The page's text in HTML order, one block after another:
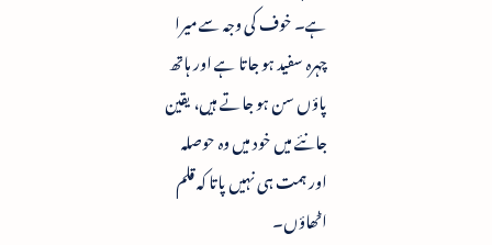
ہے۔ خوف کی وجہ سے میرا
چہرہ سفید ہو جاتا ہے اور ہاتھ
پاؤں سن ہو جاتے ہیں، یقین
جانئے میں خود میں وہ حوصلہ
اور ہمت ہی نہیں پاتا کہ قلم
اٹھاؤں۔